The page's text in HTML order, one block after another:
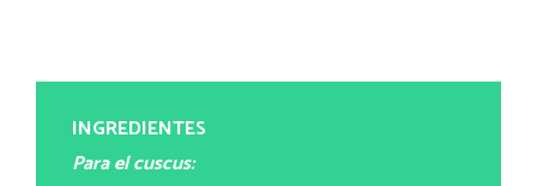
INGREDIENTES
Para el cuscus: